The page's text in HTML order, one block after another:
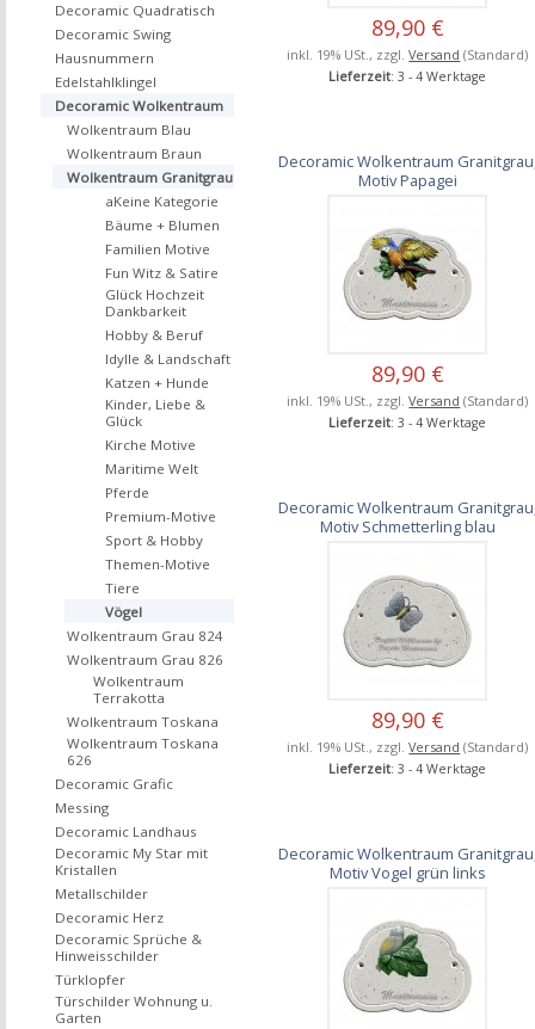
89,90 €
inkl. 19% USt., zzgl.Versand (Standard)
Lieferzeit: 3 - 4 Werktage
Decoramic Wolkentraum
Motiv Papagei
89,90 €
inkl. 19% USt., zzgl.Versand (Standard)
Lieferzeit: 3 - 4 Werktage
Decoramic Wolkentraum
Motiv Schmetterling blau
89,90 €
inkl. 19% USt., zzgl.Versand (Standard)
Lieferzeit: 3 - 4 Werktage
Decoramic Wolkentraum
Motiv Vogel grün links
Decoramic Quadratisch
Decoramic Swing
Hausnummern
Edelstahlklingel
Decoramic Wolkentraum
Wolkentraum Blau
Wolkentraum Braun
Wolkentraum Granitgrau
aKeine Kategorie
Bäume + Blumen
Familien Motive
Fun Witz & Satire
Glück Hochzeit
Dankbarkeit
Hobby & Beruf
Idylle & Landschaft
Katzen + Hunde
Kinder, Liebe &
Glück
Kirche Motive
Maritime Welt
Pferde
Premium-Motive
Sport & Hobby
Themen-Motive
Tiere
Vögel
Wolkentraum Grau 824
Wolkentraum Grau 826
Wolkentraum
Terrakotta
Wolkentraum Toskana
Wolkentraum Toskana
626
Decoramic Grafic
Messing
Decoramic Landhaus
Decoramic My Star mit
Kristallen
Metallschilder
Decoramic Herz
Decoramic Sprüche &
Hinweisschilder
Türklopfer
Türschilder Wohnung u.
Garten